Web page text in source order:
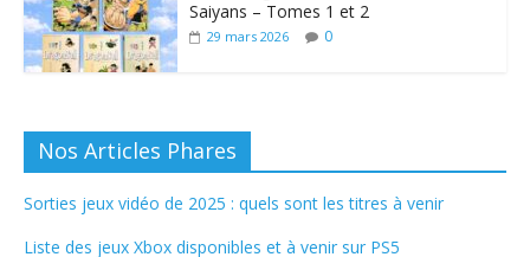
Saiyans – Tomes 1 et 2
29 mars 2026 0
Nos Articles Phares
Sorties jeux vidéo de 2025 : quels sont les titres à venir
Liste des jeux Xbox disponibles et à venir sur PS5